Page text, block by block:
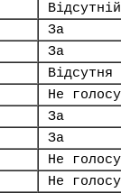
Відсутній
За
За
Відсутня
Не
За
За
Не
Не